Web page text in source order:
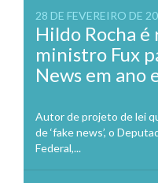
28 DE FEVEREIRO DE
Hildo Rocha
ministro Fux
News em ano
Autor de projeto de lei
de ‘fake news’, o
Federal,...